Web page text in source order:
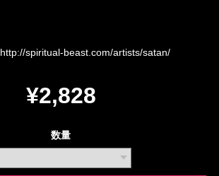
http://spiritual-beast.com/artists/satan/
¥2,828
数量